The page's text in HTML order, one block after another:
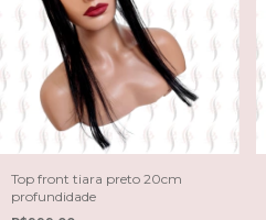
Top front tiara preto 20cm
profundidade